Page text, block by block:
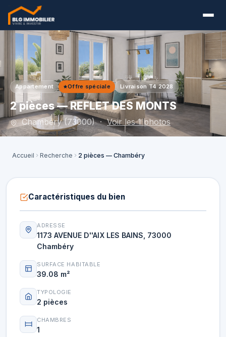
Appartement Offre spéciale Livraison T4 2028
2 pièces — REFLET DES MONTS
Chambéry (73000) ·Voir les 1 photos
Accueil Recherche 2 pièces — Chambéry
Caractéristiques du bien
ADRESSE
1173 AVENUE D''AIX LES BAINS, 73000
Chambéry
SURFACE HABITABLE
39.08 m²
TYPOLOGIE
2 pièces
CHAMBRES
1